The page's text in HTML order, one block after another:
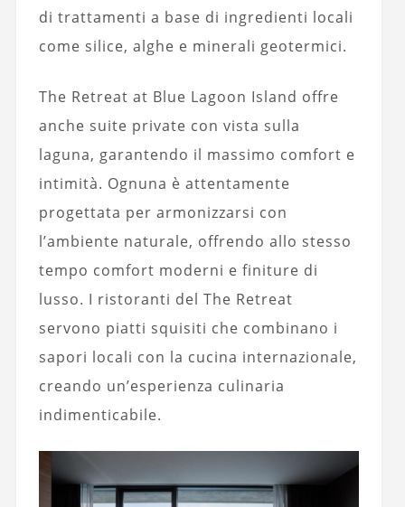
di trattamenti a base di ingredienti locali
come silice, alghe e minerali geotermici.
The Retreat at Blue Lagoon Island offre
anche suite private con vista sulla
laguna, garantendo il massimo comfort e
intimità. Ognuna è attentamente
progettata per armonizzarsi con
l’ambiente naturale, offrendo allo stesso
tempo comfort moderni e finiture di
lusso. I ristoranti del The Retreat
servono piatti squisiti che combinano i
sapori locali con la cucina internazionale,
creando un’esperienza culinaria
indimenticabile.